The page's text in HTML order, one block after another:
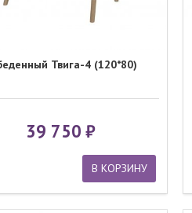
Твига-4 (120*80)
39 750
В КОРЗИНУ